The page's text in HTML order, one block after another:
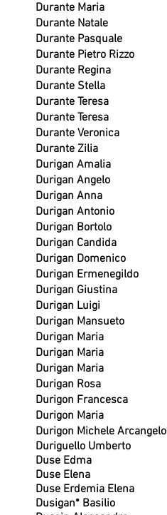
Durante Maria
Durante Natale
Durante Pasquale
Durante Pietro Rizzo
Durante Regina
Durante Stella
Durante Teresa
Durante Teresa
Durante Veronica
Durante Zilia
Durigan Amalia
Durigan Angelo
Durigan Anna
Durigan Antonio
Durigan Bortolo
Durigan Candida
Durigan Domenico
Durigan Ermenegildo
Durigan Giustina
Durigan Luigi
Durigan Mansueto
Durigan Maria
Durigan Maria
Durigan Maria
Durigan Rosa
Durigon Francesca
Durigon Maria
Durigon Michele Arcangelo
Duriguello Umberto
Duse Edma
Duse Elena
Duse Erdemia Elena
Dusigan* Basilio